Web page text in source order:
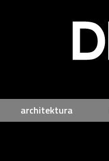
architektura